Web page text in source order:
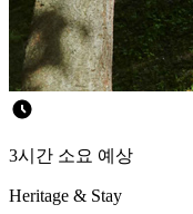
3시간 소요 예상
Heritage & Stay